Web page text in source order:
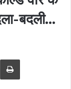
बदली…